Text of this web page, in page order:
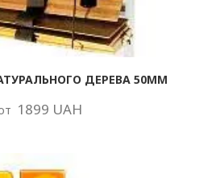
ДЕРЕВА 50ММ
1899 UAH